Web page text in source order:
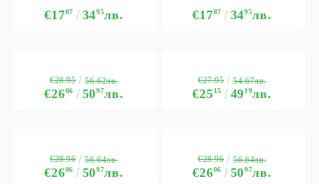
€1787 3495лв. €1787 3495лв.
€2606 5097лв.
€28.95 56.62лв.
€2515 4919лв.
€27.95 54.67лв.
€2606 5097лв.
€28.96 56.64лв.
€2606 5097лв.
€28.96 56.64лв.